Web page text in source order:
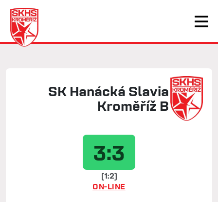
SK Hanácká Slavia
Kroměříž B
3:3
(1:2)
ON-LINE